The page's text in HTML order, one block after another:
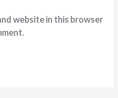
website in this browser